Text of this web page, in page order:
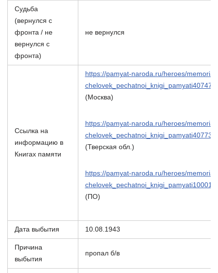
Судьба
(вернулся с
фронта / не
вернулся с
фронта)
не вернулся
Ссылка на
информацию в
Книгах памяти
https://pamyat-naroda.ru/heroes/memorial-
(Москва)
https://pamyat-naroda.ru/heroes/memorial-
(Тверская обл.)
https://pamyat-naroda.ru/heroes/memorial-
(ПО)
Дата выбытия 10.08.1943
Причина
выбытия
пропал б/в